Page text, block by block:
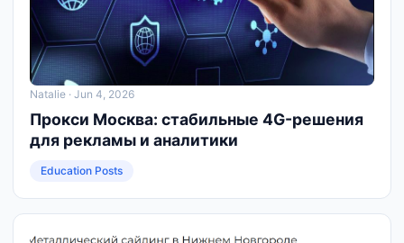
Natalie · Jun 4, 2026
Прокси Москва: стабильные 4G-решения
для рекламы и аналитики
Education Posts